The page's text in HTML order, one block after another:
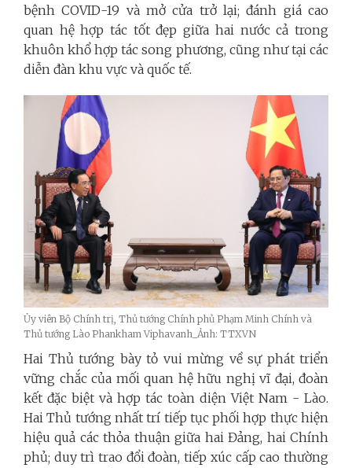
bệnh COVID-19 và mở cửa trở lại; đánh giá cao
quan hệ hợp tác tốt đẹp giữa hai nước cả trong
khuôn khổ hợp tác song phương, cũng như tại các
diễn đàn khu vực và quốc tế.
Ủy viên Bộ Chính trị, Thủ tướng Chính phủ Phạm Minh Chính và
Thủ tướng Lào Phankham Viphavanh_Ảnh: TTXVN
Hai Thủ tướng bày tỏ vui mừng về sự phát triển
vững chắc của mối quan hệ hữu nghị vĩ đại, đoàn
kết đặc biệt và hợp tác toàn diện Việt Nam - Lào.
Hai Thủ tướng nhất trí tiếp tục phối hợp thực hiện
hiệu quả các thỏa thuận giữa hai Đảng, hai Chính
phủ; duy trì trao đổi đoàn, tiếp xúc cấp cao thường